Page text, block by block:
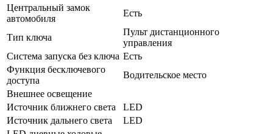
Центральный замок
автомобиля
Есть
Тип ключа
Пульт дистанционного
управления
Система запуска без ключа Есть
Функция бесключевого
доступа
Водительское место
Внешнее освещение
Источник ближнего света
LED
Источник дальнего света
LED